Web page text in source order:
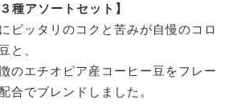
種アソートセット】
ピッタリのコクと苦みが自慢のコロ
と、
のエチオピア産コーヒー豆をフレー
合でブレンドしました。